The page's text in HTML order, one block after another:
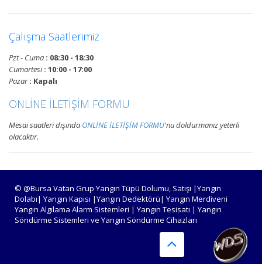
Devamını Oku
projelendirme, duman, ısı,
panelleri ve yangın butonları
Devamını Oku
Bursa Yangın Tüpü Satışı,
Dolumu ve Periyodik Bakım
Hizmetleri
TSE standartlarında 6 kg, 12 kg,
50 kg KKT tozlu, köpüklü, CO2
Çalışma Saatlerimiz
Pzt - Cuma : 08:30 - 18:30
Cumartesi: 10:00 - 17:00
Pazar: Kapalı
ONLİNE İLETİŞİM FORMU
Mesai saatleri dışında ONLİNE İLETİŞİM FORMU'nu doldurmanız yeterli
olacaktır.
© @Bursa Vatan Grup Yangın Tüpü Dolumu, Satışı |Yangın
Dolabı| Yangın Kapısı |Yangın Dedektörü| Yangın Merdiveni
Yangın Algılama Alarm Sistemleri | Yangın Tesisatı | Yangın
Söndürme Sistemleri ve Yangın Söndürme Cihazları